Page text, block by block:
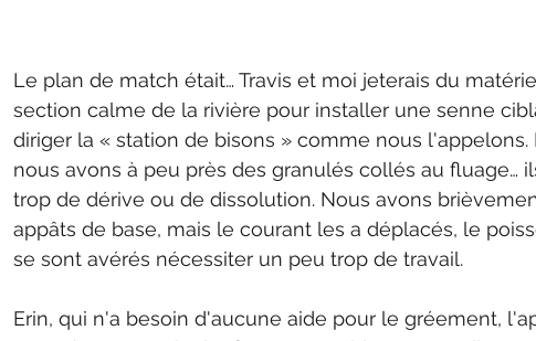
Le plan de match était… Travis et moi jeterais du
section calme de la rivière pour installer une senne
diriger la « station de bisons » comme nous l'appelons.
nous avons à peu près des granulés collés au fluage…
trop de dérive ou de dissolution. Nous avons
appâts de base, mais le courant les a déplacés, le
se sont avérés nécessiter un peu trop de travail.
Erin, qui n'a besoin d'aucune aide pour le gréement,